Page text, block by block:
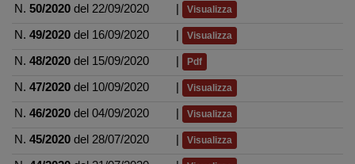
N. 50/2020 del 22/09/2020 Visualizza
N. 49/2020 del 16/09/2020 Visualizza
N. 48/2020 del 15/09/2020 Pdf
N. 47/2020 del 10/09/2020 Visualizza
N. 46/2020 del 04/09/2020 Visualizza
N. 45/2020 del 28/07/2020 Visualizza